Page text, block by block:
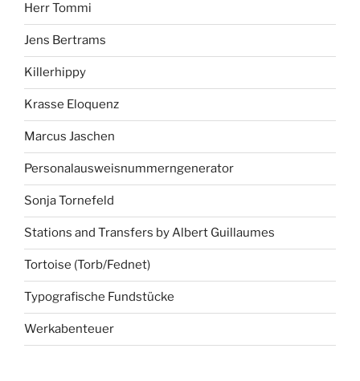
Herr Tommi
Jens Bertrams
Killerhippy
Krasse Eloquenz
Marcus Jaschen
Personalausweisnummerngenerator
Sonja Tornefeld
Stations and Transfers by Albert Guillaumes
Tortoise (Torb/Fednet)
Typografische Fundstücke
Werkabenteuer